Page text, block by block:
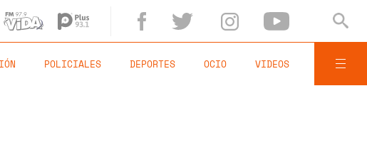
POLICIALES DEPORTES OCIO VIDEOS